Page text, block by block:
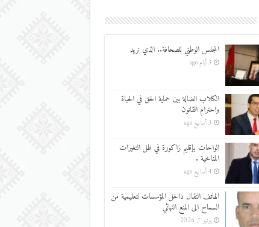
المجلس الوطني للصحافة.. الذي نريد
3 أيام ago
الكلاب الضالة بين حماية الحق في الحياة
واحترام القانون
3 أسابيع ago
الواحات بإقليم زاكورة في ظل التغيرات
المناخية .
4 أسابيع ago
الهاتف النقال داخل المؤسسات لتعليمية من
السماح الى المنع النهائي
يونيو 7, 2026